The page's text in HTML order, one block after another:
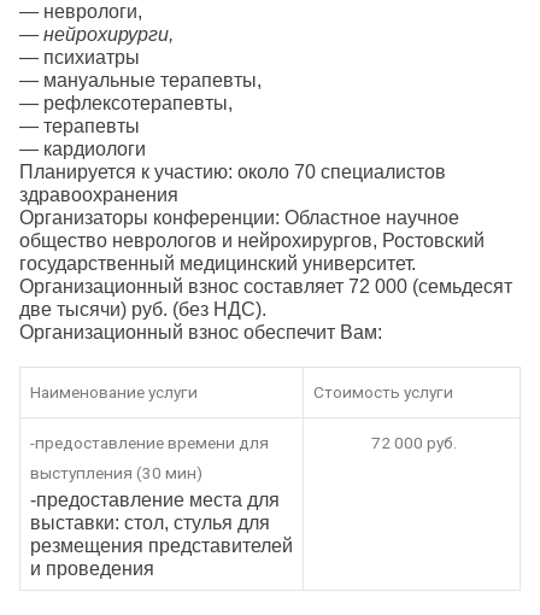
— неврологи,
— нейрохирурги,
— психиатры
— мануальные терапевты,
— рефлексотерапевты,
— терапевты
— кардиологи
Планируется к участию: около 70 специалистов
здравоохранения
Организаторы конференции: Областное научное
общество неврологов и нейрохирургов, Ростовский
государственный медицинский университет.
Организационный взнос составляет 72 000 (семьдесят
две тысячи) руб. (без НДС).
Организационный взнос обеспечит Вам:
Наименование услуги Стоимость услуги
-предоставление времени для
выступления (30 мин)
-предоставление места для
выставки: стол, стулья для
резмещения представителей
и проведения
72 000 руб.